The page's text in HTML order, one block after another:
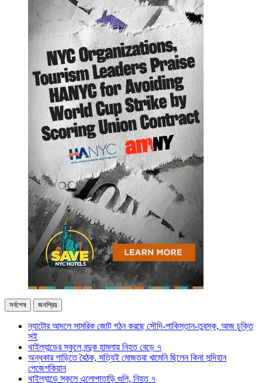
সর্বশেষ জনপ্রিয়
ন্যাটোর আদলে সামরিক জোট গঠন করছে সৌদি-পাকিস্তান-তুরস্ক, আজ চুক্তি
সই
থাইল্যান্ডের স্কুলে বন্দুক হামলায় নিহত বেড়ে ৭
অন্ধকার গাড়িতে বৈঠক, সত্যিই মোজতবা খামেনি ছিলেন কিনা সন্দিহান
পেজেশকিয়ান
থাইল্যান্ডে স্কুলে এলোপাতাড়ি গুলি, নিহত ৭